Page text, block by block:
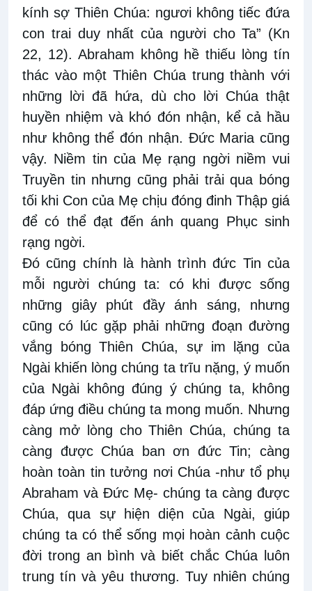
kính sợ Thiên Chúa: ngươi không tiếc đứa
con trai duy nhất của người cho Ta” (Kn
22, 12). Abraham không hề thiếu lòng tín
thác vào một Thiên Chúa trung thành với
những lời đã hứa, dù cho lời Chúa thật
huyền nhiệm và khó đón nhận, kể cả hầu
như không thể đón nhận. Đức Maria cũng
vậy. Niềm tin của Mẹ rạng ngời niềm vui
Truyền tin nhưng cũng phải trải qua bóng
tối khi Con của Mẹ chịu đóng đinh Thập giá
để có thể đạt đến ánh quang Phục sinh
rạng ngời.
Đó cũng chính là hành trình đức Tin của
mỗi người chúng ta: có khi được sống
những giây phút đầy ánh sáng, nhưng
cũng có lúc gặp phải những đoạn đường
vắng bóng Thiên Chúa, sự im lặng của
Ngài khiến lòng chúng ta trĩu nặng, ý muốn
của Ngài không đúng ý chúng ta, không
đáp ứng điều chúng ta mong muốn. Nhưng
càng mở lòng cho Thiên Chúa, chúng ta
càng được Chúa ban ơn đức Tin; càng
hoàn toàn tin tưởng nơi Chúa -như tổ phụ
Abraham và Đức Mẹ- chúng ta càng được
Chúa, qua sự hiện diện của Ngài, giúp
chúng ta có thể sống mọi hoàn cảnh cuộc
đời trong an bình và biết chắc Chúa luôn
trung tín và yêu thương. Tuy nhiên chúng